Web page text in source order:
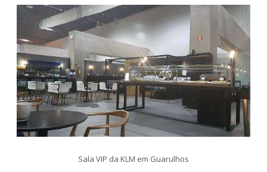
Sala VIP da KLM em Guarulhos